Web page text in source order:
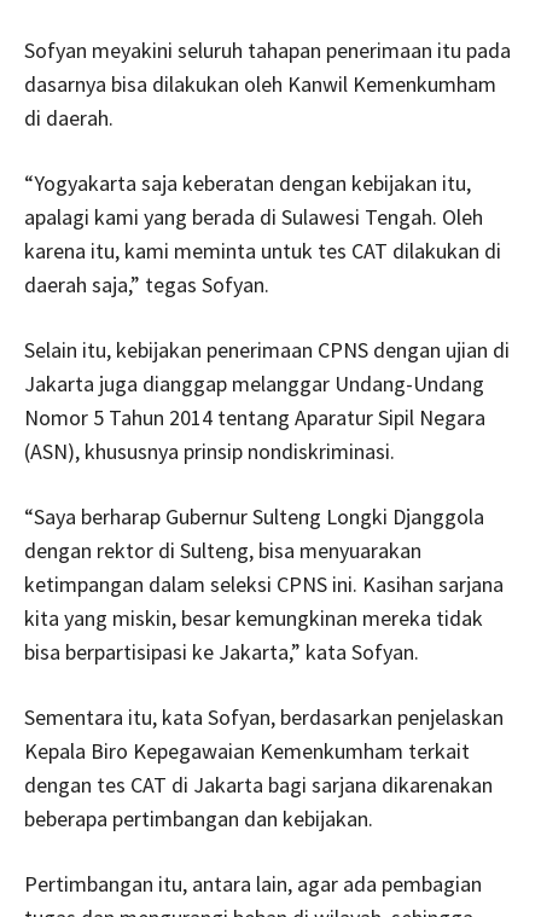
Sofyan meyakini seluruh tahapan penerimaan itu pada
dasarnya bisa dilakukan oleh Kanwil Kemenkumham
di daerah.
“Yogyakarta saja keberatan dengan kebijakan itu,
apalagi kami yang berada di Sulawesi Tengah. Oleh
karena itu, kami meminta untuk tes CAT dilakukan di
daerah saja,” tegas Sofyan.
Selain itu, kebijakan penerimaan CPNS dengan ujian di
Jakarta juga dianggap melanggar Undang-Undang
Nomor 5 Tahun 2014 tentang Aparatur Sipil Negara
(ASN), khususnya prinsip nondiskriminasi.
“Saya berharap Gubernur Sulteng Longki Djanggola
dengan rektor di Sulteng, bisa menyuarakan
ketimpangan dalam seleksi CPNS ini. Kasihan sarjana
kita yang miskin, besar kemungkinan mereka tidak
bisa berpartisipasi ke Jakarta,” kata Sofyan.
Sementara itu, kata Sofyan, berdasarkan penjelaskan
Kepala Biro Kepegawaian Kemenkumham terkait
dengan tes CAT di Jakarta bagi sarjana dikarenakan
beberapa pertimbangan dan kebijakan.
Pertimbangan itu, antara lain, agar ada pembagian